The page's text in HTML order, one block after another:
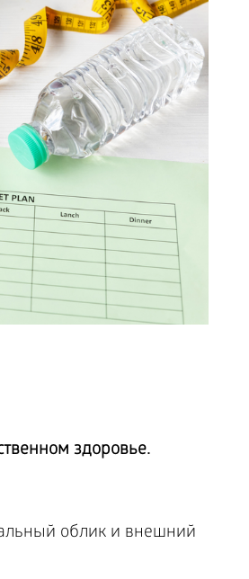
здоровье.
облик и внешний